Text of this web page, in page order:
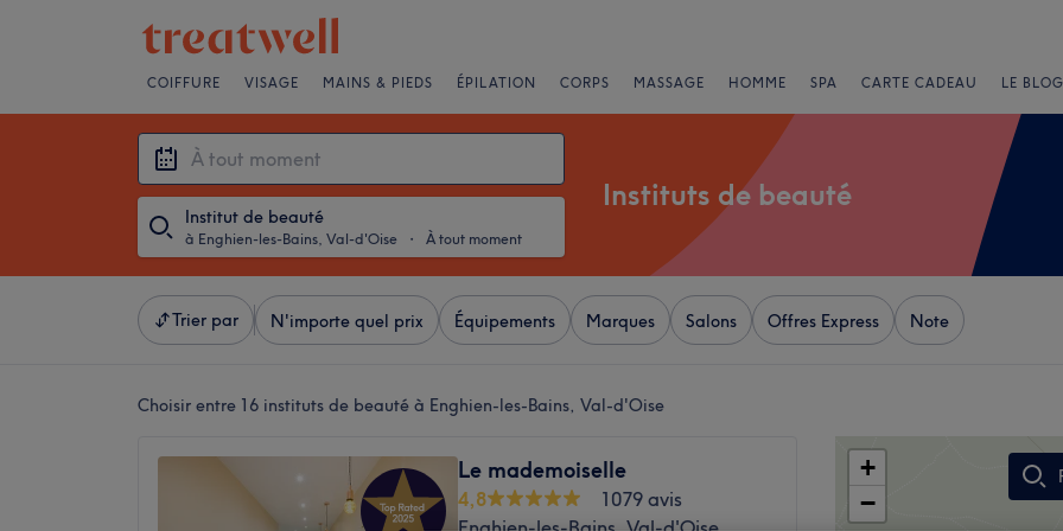
COIFFURE VISAGE MAINS & PIEDS ÉPILATION CORPS MASSAGE HOMME SPA CARTE CADEAU LE
Institut de beauté
à Enghien-les-Bains, Val-d'Oise ・ À tout moment
Instituts de beauté
Trier par N'importe quel prix Équipements Marques Salons Offres Express Note
Choisir entre 16 instituts de beauté à Enghien-les-Bains, Val-d'Oise
Le mademoiselle
4,8
1079 avis
+
−